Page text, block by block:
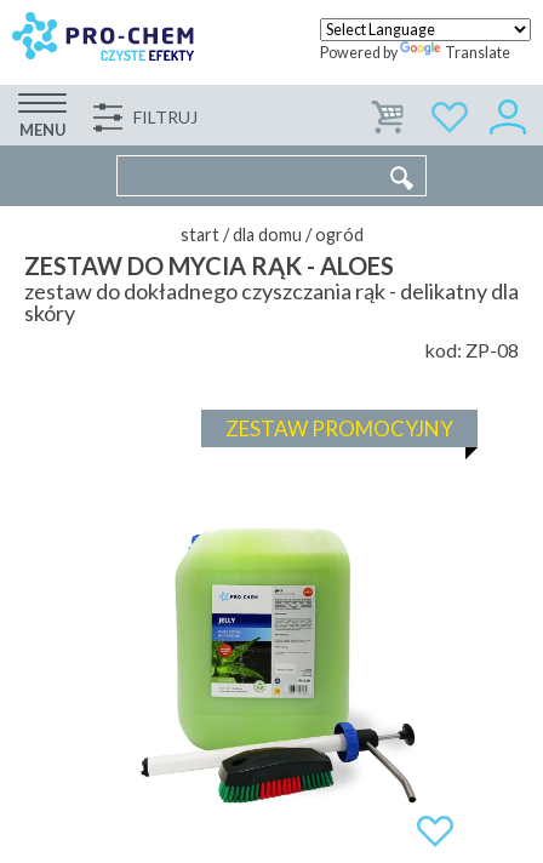
Powered by Translate
MENU
FILTRUJ WSPÓŁPRACA KONTAKT
start / dla domu / ogród
ZESTAW DO MYCIA RĄK - ALOES
zestaw do dokładnego czyszczania rąk - delikatny dla
skóry
kod: ZP-08
ZESTAW PROMOCYJNY